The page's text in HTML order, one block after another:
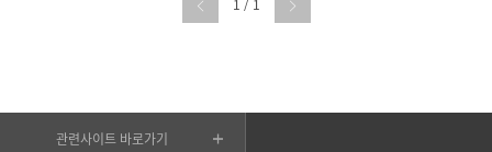
1 / 1
관련사이트 바로가기